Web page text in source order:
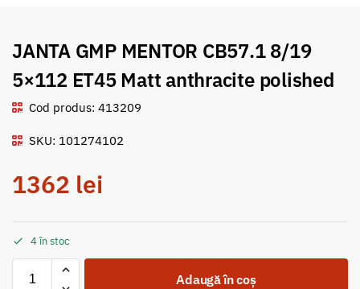
JANTA GMP MENTOR CB57.1 8/19
5×112 ET45 Matt anthracite polished
Cod produs: 413209
SKU: 101274102
1362 lei
4 în stoc
Adaugă în coș